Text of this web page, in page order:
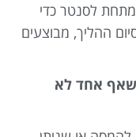
לסנטר כדי
ההליך, מבוצעים
שאף אחד לא